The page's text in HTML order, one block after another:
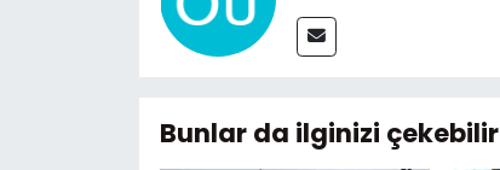
Bunlar da ilginizi çekebilir